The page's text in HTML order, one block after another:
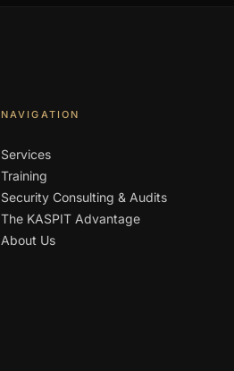
NAVIGATION
Services
Training
Security Consulting & Audits
The KASPIT Advantage
About Us